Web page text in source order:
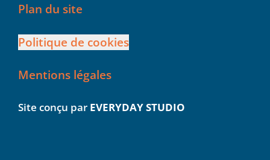
Plan du site
Politique de cookies
Mentions légales
Site conçu par EVERYDAY STUDIO